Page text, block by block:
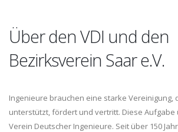
Über den VDI und den
Bezirksverein Saar e.V.
Ingenieure brauchen eine starke Vereinigung,
unterstützt, fördert und vertritt. Diese Aufgabe
Verein Deutscher Ingenieure. Seit über 150